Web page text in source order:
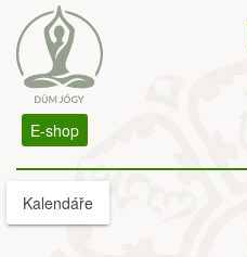
E-shop
Kalendáře